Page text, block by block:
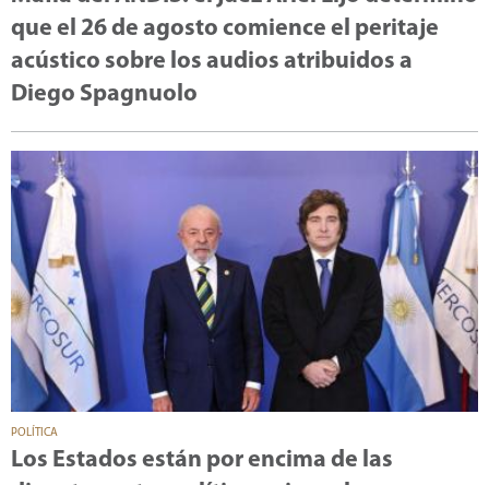
que el 26 de agosto comience el peritaje
acústico sobre los audios atribuidos a
Diego Spagnuolo
POLÍTICA
Los Estados están por encima de las